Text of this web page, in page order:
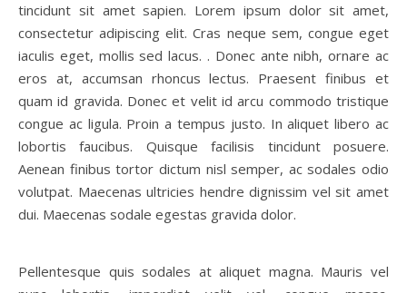
tincidunt sit amet sapien. Lorem ipsum dolor sit amet,
consectetur adipiscing elit. Cras neque sem, congue eget
iaculis eget, mollis sed lacus. . Donec ante nibh, ornare ac
eros at, accumsan rhoncus lectus. Praesent finibus et
quam id gravida. Donec et velit id arcu commodo tristique
congue ac ligula. Proin a tempus justo. In aliquet libero ac
lobortis faucibus. Quisque facilisis tincidunt posuere.
Aenean finibus tortor dictum nisl semper, ac sodales odio
volutpat. Maecenas ultricies hendre dignissim vel sit amet
dui. Maecenas sodale egestas gravida dolor.
Pellentesque quis sodales at aliquet magna. Mauris vel